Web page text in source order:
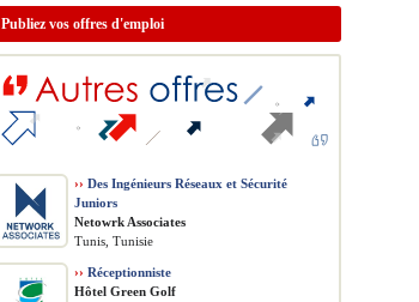
Publiez vos offres d'emploi
›› Des Ingénieurs Réseaux et Sécurité
Juniors
Netowrk Associates
Tunis, Tunisie
›› Réceptionniste
Hôtel Green Golf